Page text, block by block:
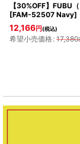
【30%OFF】FUBU
[FAM-52507 Navy]
12,166円(税込)